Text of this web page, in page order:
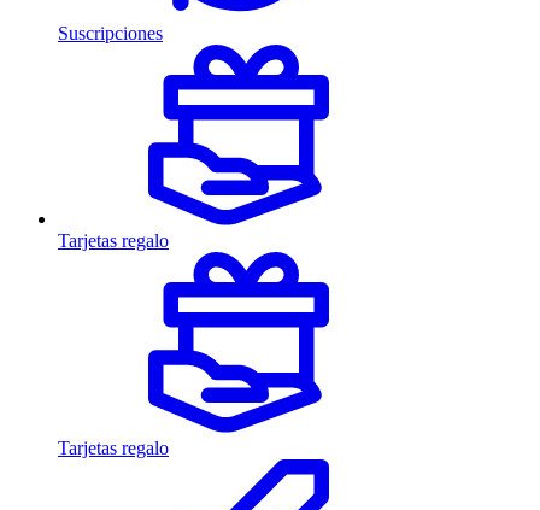
Suscripciones
Tarjetas regalo
Tarjetas regalo